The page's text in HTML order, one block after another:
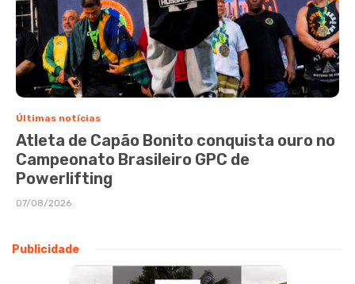
Últimas notícias
Atleta de Capão Bonito conquista ouro no
Campeonato Brasileiro GPC de
Powerlifting
07/08/2026
Publicidade